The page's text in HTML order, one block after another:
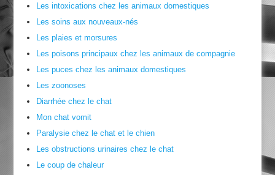
Les intoxications chez les animaux domestiques
Les soins aux nouveaux-nés
Les plaies et morsures
Les poisons principaux chez les animaux de compagnie
Les puces chez les animaux domestiques
Les zoonoses
Diarrhée chez le chat
Mon chat vomit
Paralysie chez le chat et le chien
Les obstructions urinaires chez le chat
Le coup de chaleur